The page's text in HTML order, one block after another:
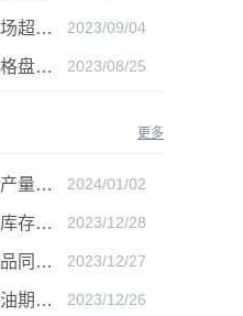
AvaTrade：非农市场超过预期，黄金价格震荡 2023/09/04
AvaTrade：黄金价格盘内开启窄幅慢跌行情 2023/08/25
更多
AvaTrade：美原油产量下降，原油期货价格下跌 2024/01/02
AvaTrade：国原油库存的增加，原油期货开盘价格上涨 2023/12/28
AvaTrade：沙特产品同比下降，国际油价收涨 2023/12/27
AvaTrade：国内原油期货开盘上涨，布伦特原油上涨 2023/12/26